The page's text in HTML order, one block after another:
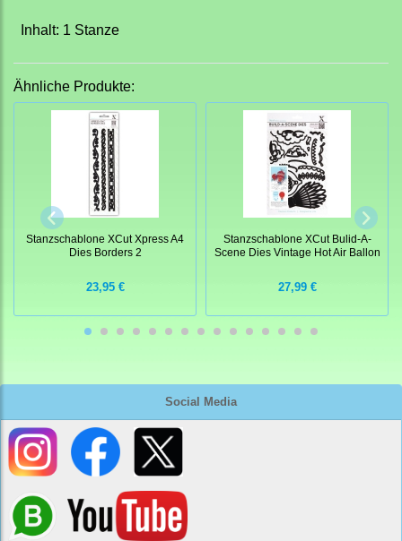
Social Media
Inhalt: 1 Stanze
Ähnliche Produkte:
Stanzschablone XCut Xpress A4
Dies Borders 2
23,95 €
Stanzschablone XCut Bulid-A-
Scene Dies Vintage Hot Air Ballon
27,99 €